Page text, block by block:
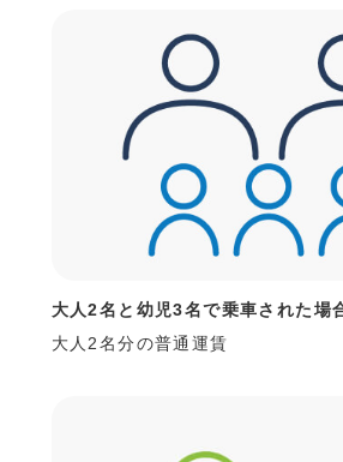
大人2名と幼児3名で乗車された場
大人2名分の普通運賃